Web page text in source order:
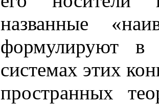
названные
формулируют в
системах этих
пространных